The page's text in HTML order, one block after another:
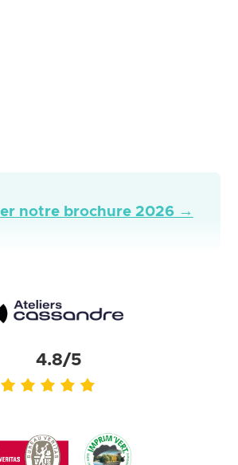
notre brochure 2026 →
4.8/5